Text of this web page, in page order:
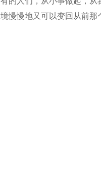
境慢慢地又可以变回从前那